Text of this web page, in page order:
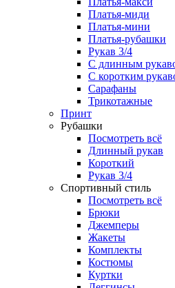
Платья-миди
Платья-мини
Платья-рубашки
Рукав 3/4
С длинным
С коротким
Сарафаны
Трикотажные
Принт
Рубашки
Посмотреть всё
Длинный рукав
Короткий
Рукав 3/4
Спортивный стиль
Посмотреть всё
Брюки
Джемперы
Жакеты
Комплекты
Костюмы
Куртки